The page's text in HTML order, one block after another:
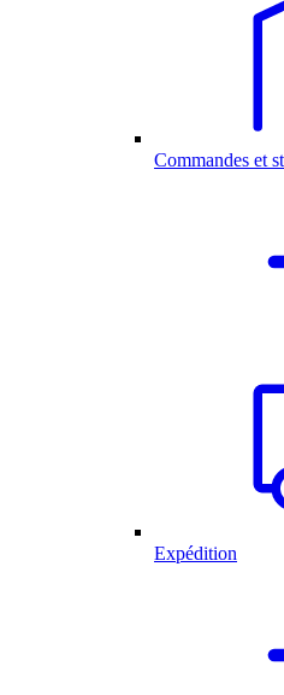
Commandes et
Expédition